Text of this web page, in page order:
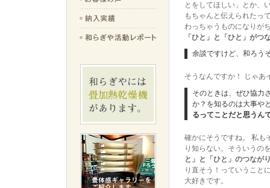
とをしてほしい」とか、
もちゃんと伝えられたっ
わっちゃうものになりが
「ひと」と「ひと」がつ
余談ですけど、和ろう
そうなんですか！ じゃあ
そのときは、ぜひ協力
か？を知るのは大事や
るってことだと思うん
確かにそうですね。 私も
り知らない。そういう
と」と「ひと」のつなが
り直そう！っていうこと
大好きです。